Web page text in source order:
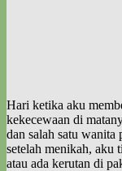
Hari ketika aku
kekecewaan di
dan salah satu
setelah menikah, aku
atau ada kerutan di